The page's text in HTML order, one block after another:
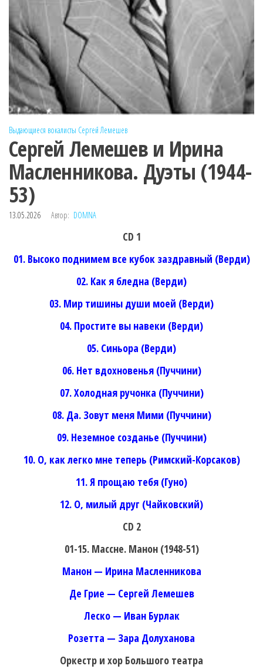
Выдающиеся вокалисты Сергей Лемешев
Сергей Лемешев и Ирина
Масленникова. Дуэты (1944-
53)
13.05.2026 Автор: DOMNA
CD 1
01. Высоко поднимем все кубок заздравный (Верди)
02. Как я бледна (Верди)
03. Мир тишины души моей (Верди)
04. Простите вы навеки (Верди)
05. Синьора (Верди)
06. Нет вдохновенья (Пуччини)
07. Холодная ручонка (Пуччини)
08. Да. Зовут меня Мими (Пуччини)
09. Неземное созданье (Пуччини)
10. О, как легко мне теперь (Римский-Корсаков)
11. Я прощаю тебя (Гуно)
12. О, милый друг (Чайковский)
CD 2
01-15. Массне. Манон (1948-51)
Манон — Ирина Масленникова
Де Грие — Сергей Лемешев
Леско — Иван Бурлак
Розетта — Зара Долуханова
Оркестр и хор Большого театра